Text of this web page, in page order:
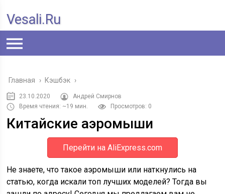
Vesali.ru
Главная › Кэшбэк ›
23.10.2020
Андрей Смирнов
Время чтения: ~19 мин.
Просмотров: 0
Китайские аэромыши
Перейти на AliExpress.com
Не знаете, что такое аэромыши или наткнулись на
статью, когда искали топ лучших моделей? Тогда вы